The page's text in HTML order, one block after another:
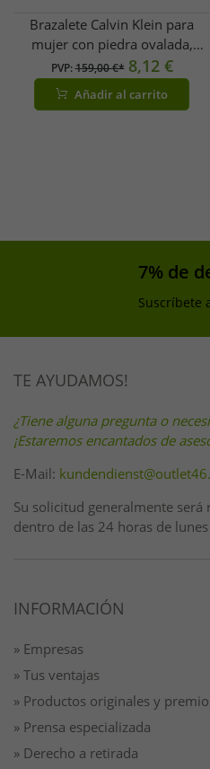
Brazalete Calvin Klein para
mujer con piedra ovalada,
pulsera de acero inoxidable,
KJ3Q en plata/blanco o
plata/azul
PVP:159,00 €* 8,12 €
Añadir al carrito
7% de
Suscríbete
TE AYUDAMOS!
¿Tiene alguna pregunta o
¡Estaremos encantados de
E-Mail:
Su solicitud generalmente será
dentro de las 24 horas de
INFORMACIÓN
» Empresas
» Tus ventajas
» Productos originales y
» Prensa especializada
» Derecho a retirada